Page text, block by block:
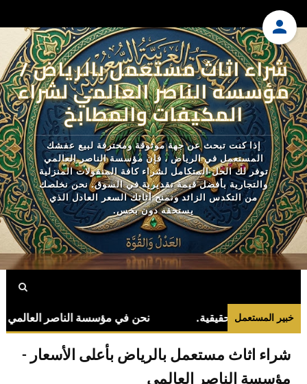
شراء اثاث مستعمل بالرياض /
مؤسسه الناصر العالمي لشراء
المكيفات والمطابخ
إذا كنت تبحث عن جهة موثوقة ومحترفة لبيع عفشك
المستعمل في الرياض ، فإن مؤسسة الناصر العالمي
توفر لك الحل المتكامل لشراء كافة المنقولات المنزلية
والتجارية بأفضل قيمة تقديرية في السوق. نحن نخلصك
من التكدس الزائد ونمنح أثاثك السعر العادل الذي
يستحقه دون بخس.
خبير المستعمل
شراء اثاث مستعمل بالرياض بأعلى الأسعار -
مؤسسة الناصر العالمي